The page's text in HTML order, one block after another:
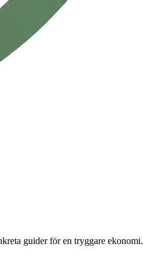
guider för en tryggare ekonomi.